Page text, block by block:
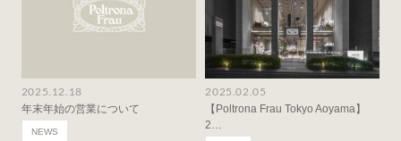
2025.12.18
年末年始の営業について
NEWS
2025.02.05
【Poltrona Frau Tokyo Aoyama】
2…